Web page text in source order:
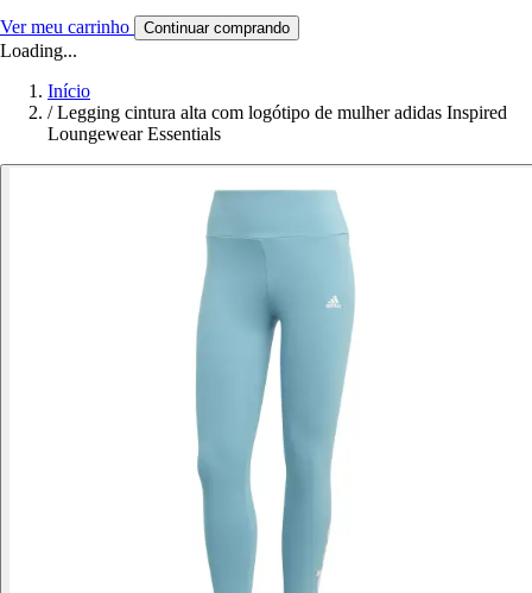
Ver meu carrinho Continuar comprando
Loading...
Início
/ Legging cintura alta com logótipo de mulher adidas Inspired
Loungewear Essentials